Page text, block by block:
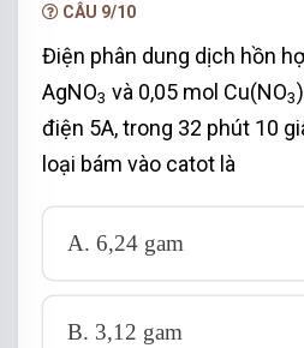
CÂU 9/10
Điện phân dung dịch hồn
AgNO3 và 0,05 mol Cu(NO3)
điện 5A, trong 32 phút 10
loại bám vào catot là
A. 6,24 gam
B. 3,12 gam